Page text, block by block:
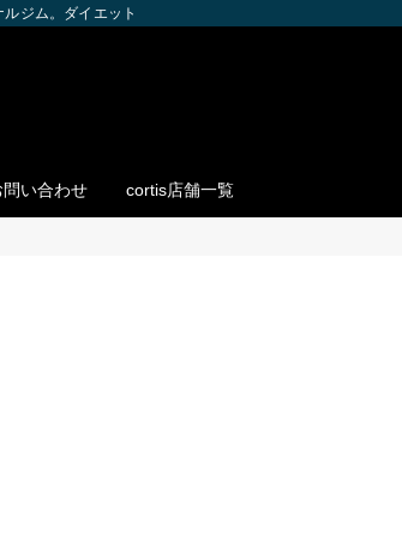
ム。ダイエット・ボディメイク・筋トレを個別サポート
い合わせ cortis店舗一覧